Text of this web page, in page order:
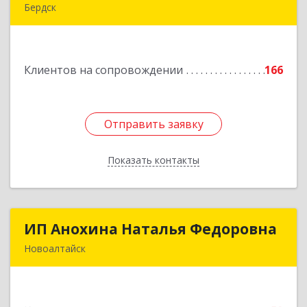
Бердск
Клиентов на сопровождении 166
Отправить заявку
Показать контакты
Подробнее
Отправить заявку
Назад
ИП Анохина Наталья Федоровна
Новоалтайск
ИП Анохина Наталья Федоровна